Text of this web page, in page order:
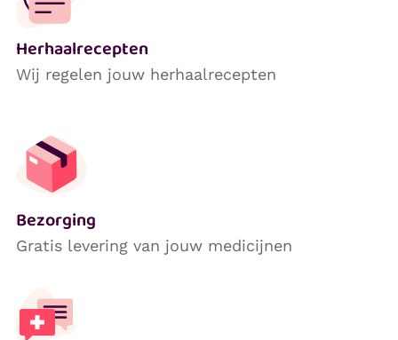
Herhaalrecepten
Wij regelen jouw herhaalrecepten
Bezorging
Gratis levering van jouw medicijnen